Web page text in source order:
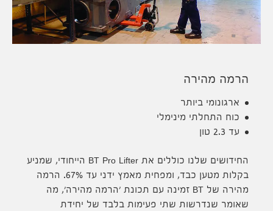
הרמה מהירה
ארגונומי ביותר
כוח התחלתי מינימלי
עד 2.3 טון
החידושים שלנו כוללים את BT Pro Lifter הייחודי, שמניע
בקלות מטען כבד, ומפחית מאמץ ידני עד 67%. הרמה
מהירה של BT זמינה עם תכונת 'הרמה מהירה', מה
שאומר שנדרשות שתי פעימות בלבד של יחידת